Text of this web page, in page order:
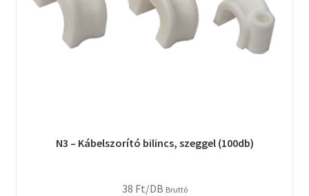
N3 – Kábelszorító bilincs, szeggel (100db)
38 Ft/DB Bruttó